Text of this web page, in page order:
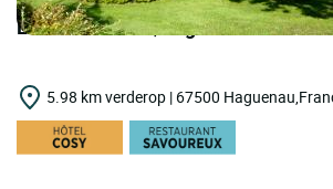
LOGIS HOTELS | Logis Hôtel les
5.98 km verderop | 67500